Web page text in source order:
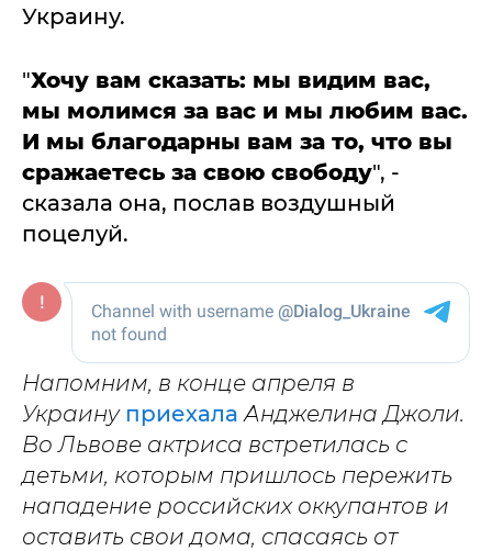
Украину.
"Хочу вам сказать: мы видим вас,
мы молимся за вас и мы любим вас.
И мы благодарны вам за то, что вы
сражаетесь за свою свободу", -
сказала она, послав воздушный
поцелуй.
Напомним, в конце апреля в
Украину приехала Анджелина Джоли.
Во Львове актриса встретилась с
детьми, которым пришлось пережить
нападение российских оккупантов и
оставить свои дома, спасаясь от